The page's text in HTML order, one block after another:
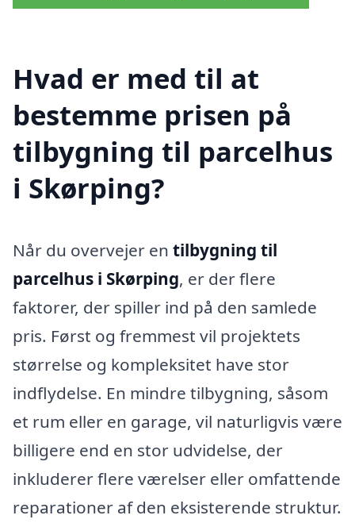
Hvad er med til at
bestemme prisen på
tilbygning til parcelhus
i Skørping?
Når du overvejer en tilbygning til
parcelhus i Skørping, er der flere
faktorer, der spiller ind på den samlede
pris. Først og fremmest vil projektets
størrelse og kompleksitet have stor
indflydelse. En mindre tilbygning, såsom
et rum eller en garage, vil naturligvis være
billigere end en stor udvidelse, der
inkluderer flere værelser eller omfattende
reparationer af den eksisterende struktur.